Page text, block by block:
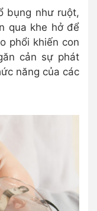
bụng như ruột,
qua khe hở để
phổi khiến con
cản sự phát
năng của các